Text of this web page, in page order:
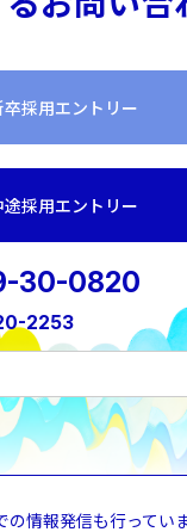
卒採用エントリー
途採用エントリー
30-0820
2253
情報発信も行ってい